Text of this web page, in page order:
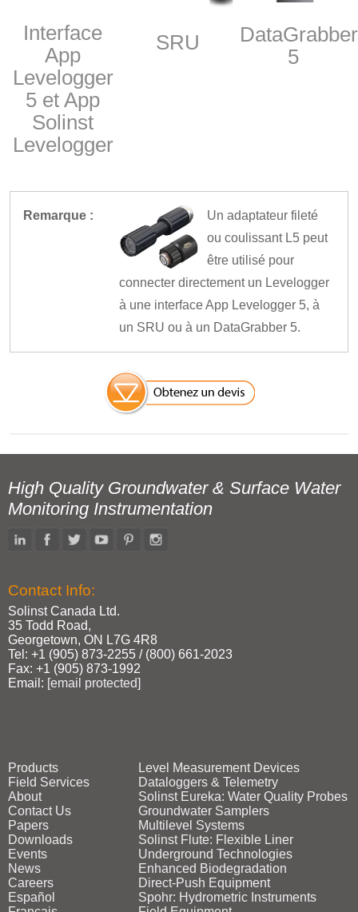
Interface
App
Levelogger
5 et App
Solinst
Levelogger
SRU
DataGrabber
5
Remarque :
Un adaptateur fileté
ou coulissant L5 peut
être utilisé pour
connecter directement un Levelogger
à une interface App Levelogger 5, à
un SRU ou à un DataGrabber 5.
High Quality Groundwater & Surface Water
Monitoring Instrumentation
Contact Info:
Solinst Canada Ltd.
35 Todd Road,
Georgetown, ON L7G 4R8
Tel: +1 (905) 873‑2255 / (800) 661‑2023
Fax: +1 (905) 873‑1992
Email: [email protected]
Products
Field Services
About
Contact Us
Papers
Downloads
Events
News
Careers
Español
Level Measurement Devices
Dataloggers & Telemetry
Solinst Eureka: Water Quality Probes
Groundwater Samplers
Multilevel Systems
Solinst Flute: Flexible Liner
Underground Technologies
Enhanced Biodegradation
Direct‑Push Equipment
Spohr: Hydrometric Instruments